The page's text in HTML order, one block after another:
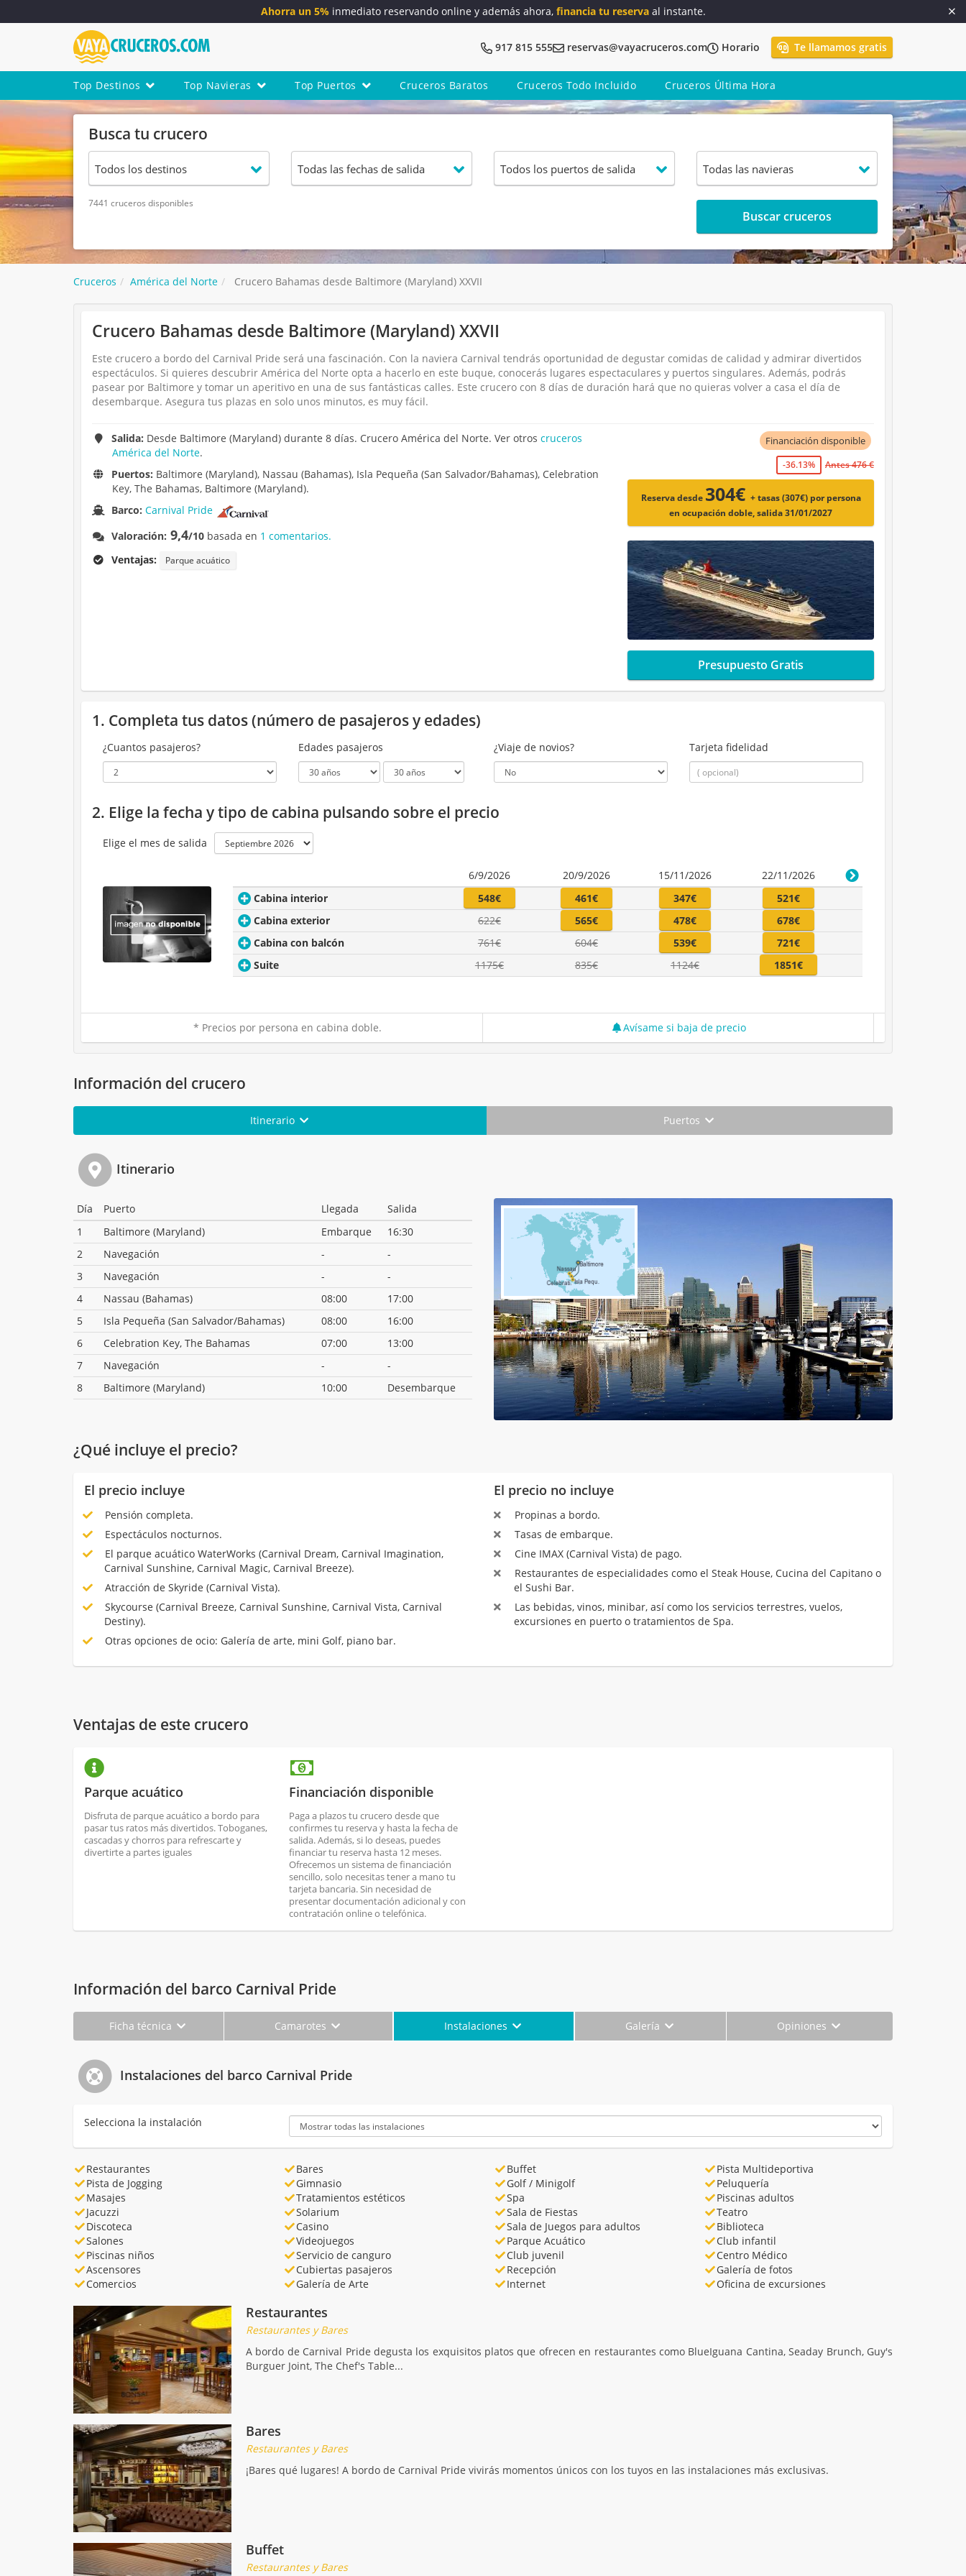
Ahorra un 5%inmediato reservando online y además ahora, financia tu reservaal instante.
917 815 555 reservas@vayacruceros.com Horario Te llamamos gratis
Top Destinos Top Navieras Top Puertos Cruceros Baratos Cruceros Todo Incluido Cruceros Última Hora
Busca tu crucero
7441 cruceros disponibles
Buscar cruceros
Cruceros América del Norte Crucero Bahamas desde Baltimore (Maryland) XXVII
Crucero Bahamas desde Baltimore (Maryland) XXVII
Este crucero a bordo del Carnival Pride será una fascinación. Con la naviera Carnival tendrás oportunidad de degustar comidas de calidad y admirar divertidos
espectáculos. Si quieres descubrir América del Norte opta a hacerlo en este buque, conocerás lugares espectaculares y puertos singulares. Además, podrás
pasear por Baltimore y tomar un aperitivo en una de sus fantásticas calles. Este crucero con 8 días de duración hará que no quieras volver a casa el día de
desembarque. Asegura tus plazas en solo unos minutos, es muy fácil.
Salida: Desde Baltimore (Maryland) durante 8 días. Crucero América del Norte. Ver otroscruceros
América del Norte.
Puertos: Baltimore (Maryland), Nassau (Bahamas), Isla Pequeña (San Salvador/Bahamas), Celebration
Key, The Bahamas, Baltimore (Maryland).
Barco:Carnival Pride
Valoración: 9,4/10 basada en 1 comentarios.
Ventajas:
Parque acuático
Financiación disponible
-36.13% Antes 476 €
Reserva desde 304€ + tasas (307€) por persona
en ocupación doble, salida 31/01/2027
Presupuesto Gratis
1. Completa tus datos (número de pasajeros y edades)
¿Cuantos pasajeros? Edades pasajeros ¿Viaje de novios? Tarjeta fidelidad
2. Elige la fecha y tipo de cabina pulsando sobre el precio
Elige el mes de salida
6/9/2026 20/9/2026 15/11/2026
22/11/2026
Cabina interior
548€ 461€ 347€
521€
Cabina exterior
622€ 565€ 478€
678€
Cabina con balcón
761€ 604€ 539€
721€
Suite
1175€ 835€ 1124€ 1851€
* Precios por persona en cabina doble. Avísame si baja de precio
Información del crucero
Itinerario Puertos
Itinerario
Día Puerto Llegada
Salida
1
Baltimore (Maryland) Embarque
16:30
2
Navegación -
-
3
Navegación -
-
4
Nassau (Bahamas) 08:00
17:00
5
Isla Pequeña (San Salvador/Bahamas) 08:00
16:00
6
Celebration Key, The Bahamas 07:00
13:00
7
Navegación -
-
8
Baltimore (Maryland) 10:00 Desembarque
¿Qué incluye el precio?
El precio incluye
Pensión completa.
Espectáculos nocturnos.
El parque acuático WaterWorks (Carnival Dream, Carnival Imagination,
Carnival Sunshine, Carnival Magic, Carnival Breeze).
Atracción de Skyride (Carnival Vista).
Skycourse (Carnival Breeze, Carnival Sunshine, Carnival Vista, Carnival
Destiny).
Otras opciones de ocio: Galería de arte, mini Golf, piano bar.
El precio no incluye
Propinas a bordo.
Tasas de embarque.
Cine IMAX (Carnival Vista) de pago.
Restaurantes de especialidades como el Steak House, Cucina del Capitano o
el Sushi Bar.
Las bebidas, vinos, minibar, así como los servicios terrestres, vuelos,
excursiones en puerto o tratamientos de Spa.
Ventajas de este crucero
Parque acuático
Disfruta de parque acuático a bordo para
pasar tus ratos más divertidos. Toboganes,
cascadas y chorros para refrescarte y
divertirte a partes iguales
Financiación disponible
Paga a plazos tu crucero desde que
confirmes tu reserva y hasta la fecha de
salida. Además, si lo deseas, puedes
financiar tu reserva hasta 12 meses.
Ofrecemos un sistema de financiación
sencillo, solo necesitas tener a mano tu
tarjeta bancaria. Sin necesidad de
presentar documentación adicional y con
contratación online o telefónica.
Información del barco Carnival Pride
Ficha técnica Camarotes Instalaciones Galería Opiniones
Instalaciones del barco Carnival Pride
Selecciona la instalación
Restaurantes Bares Buffet
Pista Multideportiva
Pista de Jogging
Gimnasio Golf / Minigolf
Peluquería
Masajes
Tratamientos estéticos Spa
Piscinas adultos
Jacuzzi
Solarium Sala de Fiestas
Teatro
Discoteca
Casino Sala de Juegos para adultos
Biblioteca
Salones
Videojuegos Parque Acuático
Club infantil
Piscinas niños
Servicio de canguro Club juvenil
Centro Médico
Ascensores
Cubiertas pasajeros Recepción
Galería de fotos
Comercios
Galería de Arte Internet Oficina de excursiones
Restaurantes
Restaurantes y Bares
A bordo de Carnival Pride degusta los exquisitos platos que ofrecen en restaurantes como BlueIguana Cantina, Seaday Brunch, Guy's
Burguer Joint, The Chef's Table...
Bares
Restaurantes y Bares
¡Bares qué lugares! A bordo de Carnival Pride vivirás momentos únicos con los tuyos en las instalaciones más exclusivas.
Buffet
Restaurantes y Bares